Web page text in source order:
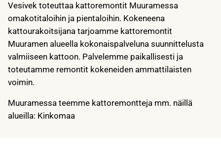
Vesivek toteuttaa kattoremontit Muuramessa
omakotitaloihin ja pientaloihin. Kokeneena
kattourakoitsijana tarjoamme kattoremontit
Muuramen alueella kokonaispalveluna suunnittelusta
valmiiseen kattoon. Palvelemme paikallisesti ja
toteutamme remontit kokeneiden ammattilaisten
voimin.
Muuramessa teemme kattoremontteja mm. näillä
alueilla: Kinkomaa